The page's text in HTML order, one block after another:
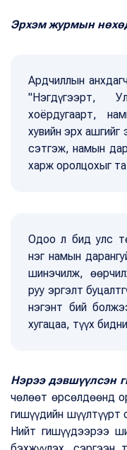
Эрхэм журмын
Ардчиллын
"Нэгдүгээрт,
хоёрдугаарт,
хувийн эрх
сэтгэж, намын
харж оролцохыг
Одоо л бид улс
нэг намын
шинэчилж,
руу эргэлт
нэгэнт бий
хугацаа, түүх
Нэрээ дэвшүүлсэн
чөлөөт өрсөлдөөнд
гишүүдийн шүүлтүүрт
Нийт гишүүдээрээ